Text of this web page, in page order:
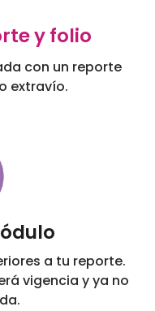
y folio
con un reporte
extravío.
a tu reporte.
vigencia y ya no